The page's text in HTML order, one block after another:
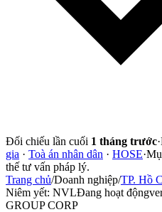
Đối chiếu lần cuối 1 tháng trước·
gia · Toà án nhân dân · HOSE·
thế tư vấn pháp lý.
Trang chủ/Doanh nghiệp/TP. Hồ
Niêm yết: NVLĐang hoạt động
GROUP CORP